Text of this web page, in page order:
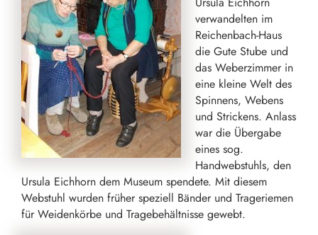
verwandelten im
Reichenbach-Haus
die Gute Stube und
das Weberzimmer in
eine kleine Welt des
Spinnens, Webens
und Strickens. Anlass
war die Übergabe
eines sog.
Handwebstuhls, den
Ursula Eichhorn dem Museum spendete. Mit diesem
Webstuhl wurden früher speziell Bänder und Trageriemen
für Weidenkörbe und Tragebehältnisse gewebt.